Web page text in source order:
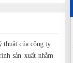
thuật của công ty.
sản xuất nhằm